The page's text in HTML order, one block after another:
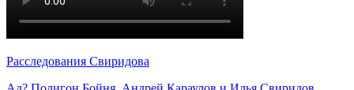
Расследования Свиридова